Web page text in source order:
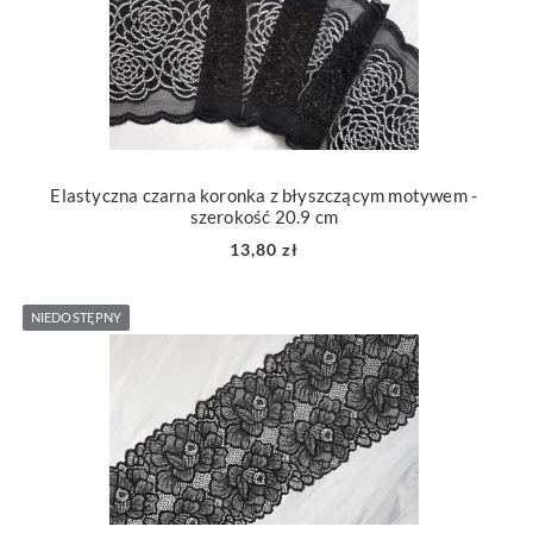
Elastyczna czarna koronka z błyszczącym motywem -
szerokość 20.9 cm
13,80 zł
NIEDOSTĘPNY